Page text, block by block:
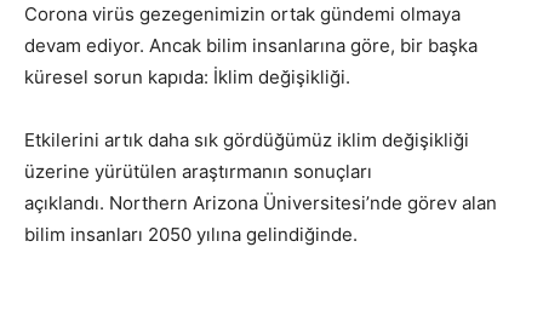
Corona virüs gezegenimizin ortak gündemi olmaya
devam ediyor. Ancak bilim insanlarına göre, bir başka
küresel sorun kapıda: İklim değişikliği.
Etkilerini artık daha sık gördüğümüz iklim değişikliği
üzerine yürütülen araştırmanın sonuçları
açıklandı. Northern Arizona Üniversitesi’nde görev alan
bilim insanları 2050 yılına gelindiğinde.